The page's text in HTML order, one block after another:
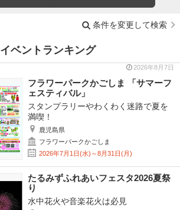
条件を変更して検索
イベントランキング
2026年8月7日
フラワーパークかごしま 「サマーフ
ェスティバル」
スタンプラリーやわくわく迷路で夏を
満喫！
鹿児島県
フラワーパークかごしま
2026年7月1日(水)～8月31日(月)
たるみずふれあいフェスタ2026夏祭
り
水中花火や音楽花火は必見